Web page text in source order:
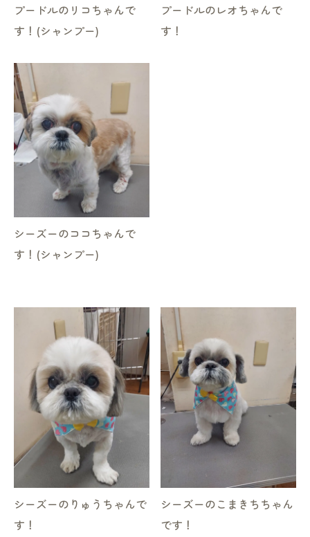
プードルのリコちゃんで
す！(シャンプー)
プードルのレオちゃんで
す！
シーズーのココちゃんで
す！(シャンプー)
シーズーのりゅうちゃんで
す！
シーズーのこまきちちゃん
です！